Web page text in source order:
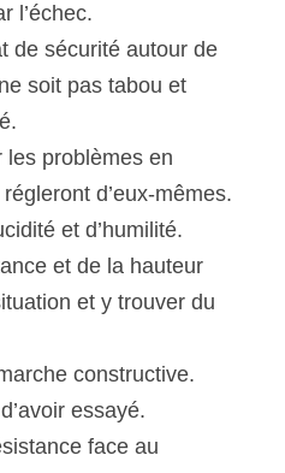
l’échec.
de sécurité autour de
ne soit pas tabou et
les problèmes en
d’eux-mêmes.
et d’humilité.
et de la hauteur
et y trouver du
constructive.
essayé.
face au